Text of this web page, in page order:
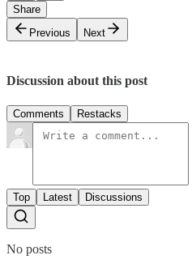
Share
Previous
Next
Discussion about this post
Comments Restacks
Top Latest Discussions
No posts